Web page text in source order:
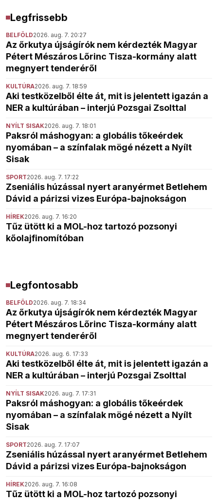
Legfrissebb
BELFÖLD2026. aug. 7. 20:27
Az őrkutya újságírók nem kérdezték Magyar
Pétert Mészáros Lőrinc Tisza-kormány alatt
megnyert tenderéről
KULTÚRA2026. aug. 7. 18:59
Aki testközelből élte át, mit is jelentett igazán a
NER a kultúrában – interjú Pozsgai Zsolttal
NYÍLT SISAK2026. aug. 7. 18:01
Paksról máshogyan: a globális tőkeérdek
nyomában – a színfalak mögé nézett a Nyílt
Sisak
SPORT2026. aug. 7. 17:22
Zseniális húzással nyert aranyérmet Betlehem
Dávid a párizsi vizes Európa-bajnokságon
HÍREK2026. aug. 7. 16:20
Tűz ütött ki a MOL-hoz tartozó pozsonyi
kőolajfinomítóban
Legfontosabb
BELFÖLD2026. aug. 7. 18:34
Az őrkutya újságírók nem kérdezték Magyar
Pétert Mészáros Lőrinc Tisza-kormány alatt
megnyert tenderéről
KULTÚRA2026. aug. 6. 17:33
Aki testközelből élte át, mit is jelentett igazán a
NER a kultúrában – interjú Pozsgai Zsolttal
NYÍLT SISAK2026. aug. 7. 17:31
Paksról máshogyan: a globális tőkeérdek
nyomában – a színfalak mögé nézett a Nyílt
Sisak
SPORT2026. aug. 7. 17:07
Zseniális húzással nyert aranyérmet Betlehem
Dávid a párizsi vizes Európa-bajnokságon
HÍREK2026. aug. 7. 16:08
Tűz ütött ki a MOL-hoz tartozó pozsonyi